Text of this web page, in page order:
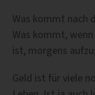
Was kommt nach
Was kommt,
ist, morgens
Geld ist für viele